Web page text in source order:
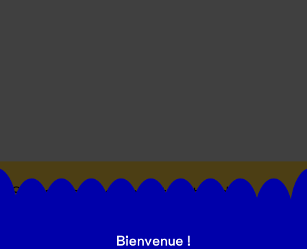
Suivez toutes les actualités du
Bienvenue !